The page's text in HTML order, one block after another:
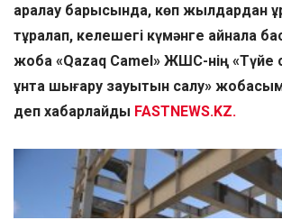
аралау барысында, көп жылдардан
тұралап, келешегі күмәнге айнала
жоба «Qazaq Camel» ЖШС-нің «Түйе
ұнтақ шығару зауытын салу»
деп хабарлайды FASTNEWS.KZ.